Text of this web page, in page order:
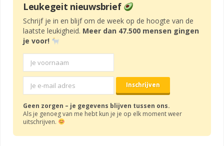
Leukegeit nieuwsbrief
Schrijf je in en blijf om de week op de hoogte van de
laatste leukigheid. Meer dan 47.500 mensen gingen
je voor!
Geen zorgen – je gegevens blijven tussen ons.
Als je genoeg van me hebt kun je je op elk moment weer
uitschrijven.